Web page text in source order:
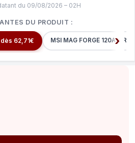
du 09/08/2026 – 02H
DU PRODUIT :
dès 62,71€ MSI MAG FORGE 120A